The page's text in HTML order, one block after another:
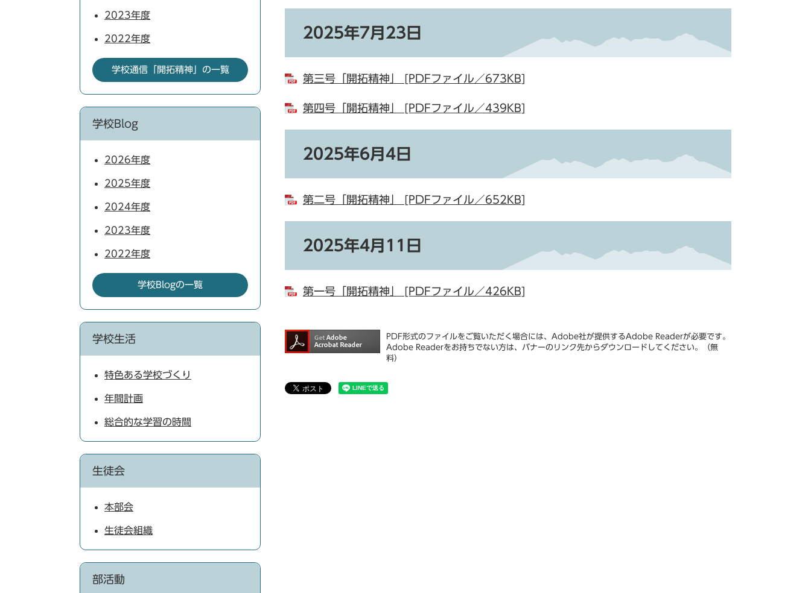
2025年7月23日
第三号「開拓精神」 [PDFファイル／673KB]
第四号「開拓精神」 [PDFファイル／439KB]
2025年6月4日
第二号「開拓精神」 [PDFファイル／652KB]
2025年4月11日
第一号「開拓精神」 [PDFファイル／426KB]
PDF形式のファイルをご覧いただく場合には、Adobe社が提供するAdobe Readerが必要です。
Adobe Readerをお持ちでない方は、バナーのリンク先からダウンロードしてください。（無
料）
2023年度
2022年度
学校通信「開拓精神」の一覧
学校Blog
2026年度
2025年度
2024年度
2023年度
2022年度
学校Blogの一覧
学校生活
特色ある学校づくり
年間計画
総合的な学習の時間
生徒会
本部会
生徒会組織
部活動